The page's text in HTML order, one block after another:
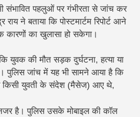
संभावित पहलुओं पर गंभीरता से जांच कर
राय ने बताया कि पोस्टमार्टम रिपोर्ट आने
कारणों का खुलासा हो सकेगा।
युवक की मौत सड़क दुर्घटना, हत्या या
पुलिस जांच में यह भी सामने आया है कि
किसीयुवती के संदेश (मैसेज) आए थे,
है। पुलिस उसके मोबाइल कीकॉल